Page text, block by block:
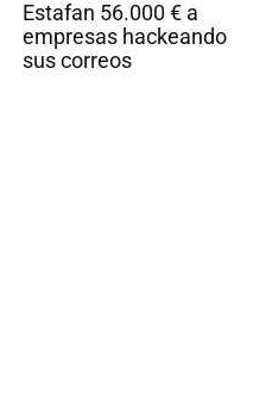
Estafan 56.000 € a
empresas hackeando
sus correos